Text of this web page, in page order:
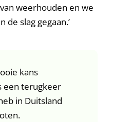
weerhouden en we
de slag gegaan.’
kans
een terugkeer
in Duitsland